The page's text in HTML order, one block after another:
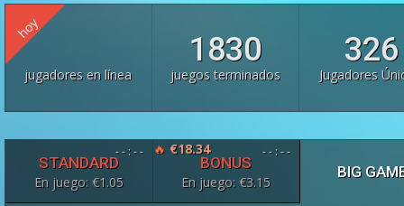
hoy
jugadores en línea
1830
juegos terminados
326
Jugadores
STANDARD
En juego: €1.05
- -:- -
BONUS
🔥 €18.34
En juego:€3.15
- -:- -
BIG